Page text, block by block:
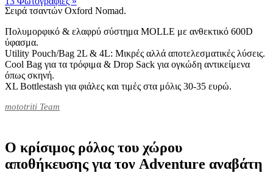
Σειρά τσαντών Oxford Nomad.
Πολυμορφικό & ελαφρύ σύστημα MOLLE με ανθεκτικό 600D
ύφασμα.
Utility Pouch/Bag 2L & 4L: Μικρές αλλά αποτελεσματικές λύσεις.
Cool Bag για τα τρόφιμα & Drop Sack για ογκώδη αντικείμενα
όπως σκηνή.
XL Bottlestash για φιάλες και τιμές στα μόλις 30-35 ευρώ.
mototriti Team
Ο κρίσιμος ρόλος του χώρου
αποθήκευσης για τον Adventure αναβάτη